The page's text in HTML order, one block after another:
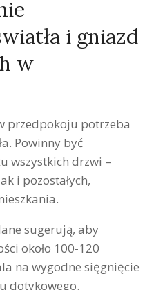
i gniazd
w
przedpokoju potrzeba
Powinny być
wszystkich drzwi –
i pozostałych,
sugerują, aby
około 100-120
na wygodne sięgnięcie
dotykowego.